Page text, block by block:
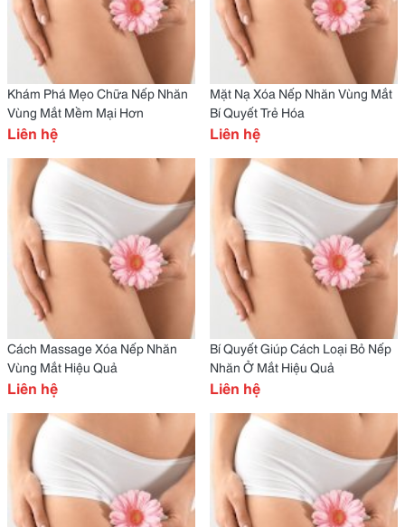
Khám Phá Mẹo Chữa Nếp Nhăn
Vùng Mắt Mềm Mại Hơn
Liên hệ
Mặt Nạ Xóa Nếp Nhăn Vùng Mắt
Bí Quyết Trẻ Hóa
Liên hệ
Cách Massage Xóa Nếp Nhăn
Vùng Mắt Hiệu Quả
Liên hệ
Bí Quyết Giúp Cách Loại Bỏ Nếp
Nhăn Ở Mắt Hiệu Quả
Liên hệ